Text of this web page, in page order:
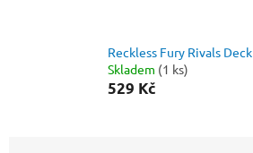
Reckless Fury Rivals Deck
Skladem (1 ks)
529 Kč